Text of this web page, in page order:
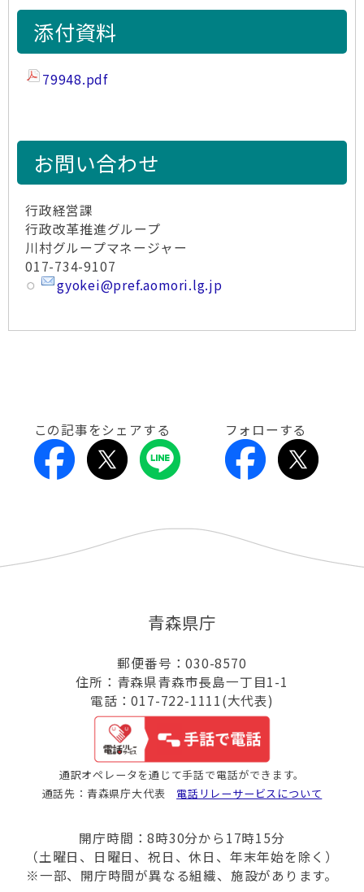
添付資料
79948.pdf
お問い合わせ
行政経営課
行政改革推進グループ
川村グループマネージャー
017-734-9107
gyokei@pref.aomori.lg.jp
この記事をシェアする フォローする
青森県庁
郵便番号：030-8570
住所：青森県青森市長島一丁目1-1
電話：017-722-1111(大代表)
通訳オペレータを通じて手話で電話ができます。
通話先：青森県庁大代表 電話リレーサービスについて
開庁時間：8時30分から17時15分
（土曜日、日曜日、祝日、休日、年末年始を除く）
※一部、開庁時間が異なる組織、施設があります。